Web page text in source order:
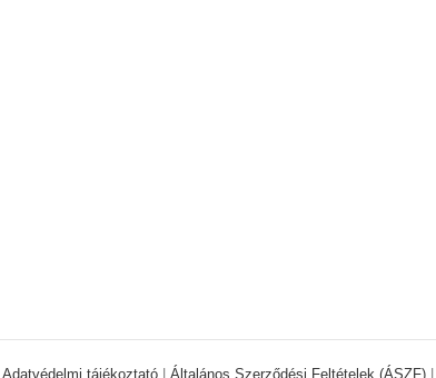
Adatvédelmi tájékoztató| Általános Szerződési Feltételek (ÁSZF)